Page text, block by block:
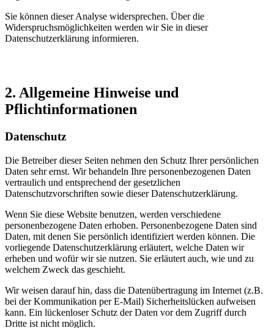
Sie können dieser Analyse widersprechen. Über die
Widerspruchsmöglichkeiten werden wir Sie in dieser
Datenschutzerklärung informieren.
2. Allgemeine Hinweise und
Pflichtinformationen
Datenschutz
Die Betreiber dieser Seiten nehmen den Schutz Ihrer persönlichen
Daten sehr ernst. Wir behandeln Ihre personenbezogenen Daten
vertraulich und entsprechend der gesetzlichen
Datenschutzvorschriften sowie dieser Datenschutzerklärung.
Wenn Sie diese Website benutzen, werden verschiedene
personenbezogene Daten erhoben. Personenbezogene Daten sind
Daten, mit denen Sie persönlich identifiziert werden können. Die
vorliegende Datenschutzerklärung erläutert, welche Daten wir
erheben und wofür wir sie nutzen. Sie erläutert auch, wie und zu
welchem Zweck das geschieht.
Wir weisen darauf hin, dass die Datenübertragung im Internet (z.B.
bei der Kommunikation per E-Mail) Sicherheitslücken aufweisen
kann. Ein lückenloser Schutz der Daten vor dem Zugriff durch
Dritte ist nicht möglich.